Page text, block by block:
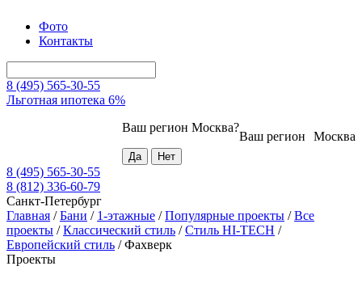
Фото
Контакты
8 (495) 565-30-55
Льготная ипотека 6%
Москва
Ваш регион
Ваш регион Москва?
8 (495) 565-30-55
8 (812) 336-60-79
Санкт-Петербург
Главная /Бани / 1-этажные /Популярные проекты /Все
проекты /Классический стиль /Стиль HI-TECH /
Европейский стиль /Фахверк
Проекты